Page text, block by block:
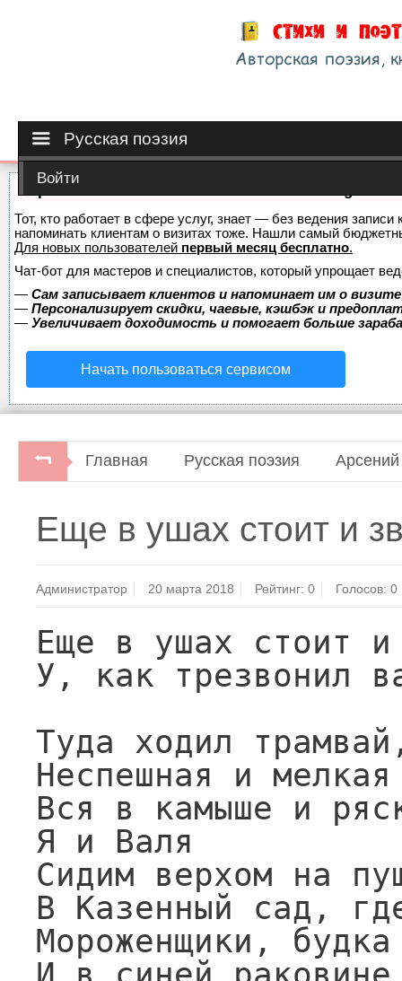
Русская поэзия
Войти
Тот, кто работает в сфере услуг, знает — без ведения
напоминать клиентам о визитах тоже. Нашли самый
Для новых пользователей первый месяц бесплатно.
Чат-бот для мастеров и специалистов, который упрощает
— Сам записывает клиентов и напоминает им о
— Персонализирует скидки, чаевые, кэшбэк и
— Увеличивает доходимость и помогает больше
Начать пользоваться сервисом
Главная Русская поэзия Арсений
Еще в ушах стоит и
Администратор 20 марта 2018 Рейтинг:0 Голосов: 0
Еще в ушах стоит
У, как трезвонил
Туда ходил
Неспешная и
Вся в камыше и
Я и Валя
Сидим верхом на
В Казенный сад,
Мороженщики,